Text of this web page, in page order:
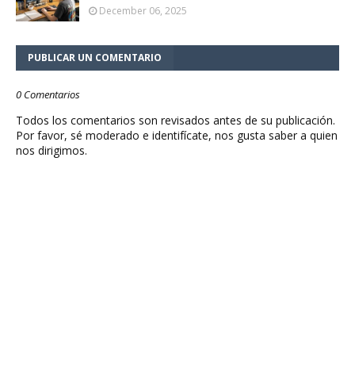
December 06, 2025
PUBLICAR UN COMENTARIO
0 Comentarios
Todos los comentarios son revisados antes de su publicación.
Por favor, sé moderado e identifícate, nos gusta saber a quien
nos dirigimos.